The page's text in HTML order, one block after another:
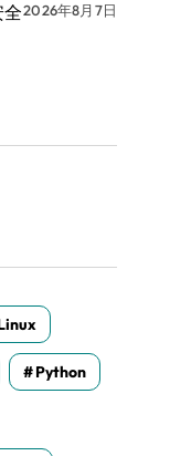
2026年8月7日
Python